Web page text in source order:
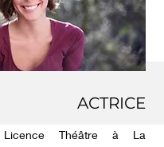
ACTRICE
Théâtre à La